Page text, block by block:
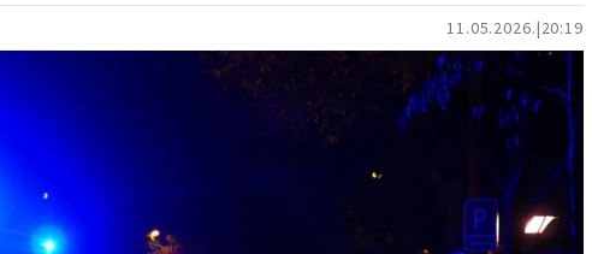
11.05.2026. 20:19